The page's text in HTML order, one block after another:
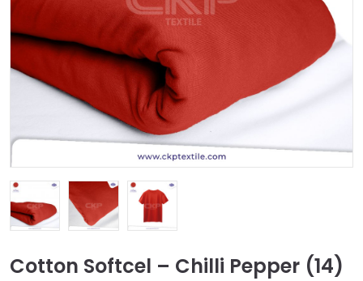
Cotton Softcel – Chilli Pepper (14)